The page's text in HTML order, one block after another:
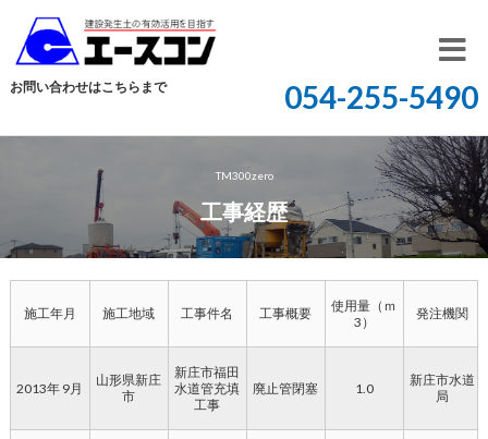
開
く
お問い合わせはこちらまで 054-255-5490
TM300zero
工事経歴
施工年月 施工地域 工事件名 工事概要
使用量（ｍ
3）
発注機関
2013年 9月
山形県新庄
市
新庄市福田
水道管充填
工事
廃止管閉塞 1.0
新庄市水道
局